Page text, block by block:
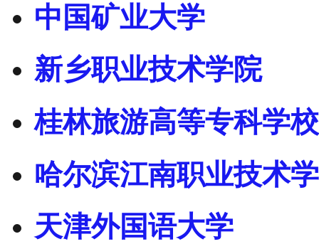
中国矿业大学
新乡职业技术学院
桂林旅游高等专科学校
哈尔滨江南职业技术
天津外国语大学